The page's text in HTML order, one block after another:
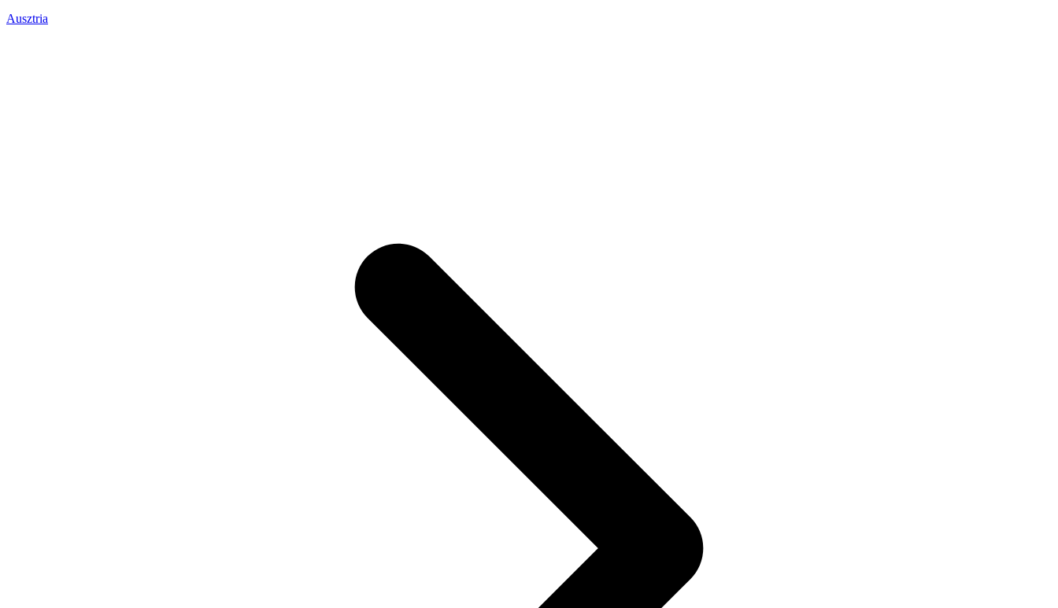
Ausztria